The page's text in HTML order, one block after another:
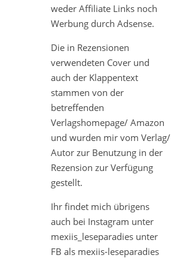
weder Affiliate Links noch
Werbung durch Adsense.
Die in Rezensionen
verwendeten Cover und
auch der Klappentext
stammen von der
betreffenden
Verlagshomepage/ Amazon
und wurden mir vom Verlag/
Autor zur Benutzung in der
Rezension zur Verfügung
gestellt.
Ihr findet mich übrigens
auch bei Instagram unter
mexiis_leseparadies unter
FB als mexiis-leseparadies